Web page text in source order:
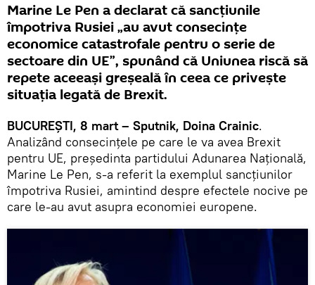
Marine Le Pen a declarat că sancțiunile
împotriva Rusiei „au avut consecințe
economice catastrofale pentru o serie de
sectoare din UE”, spunând că Uniunea riscă să
repete aceeași greșeală în ceea ce priveşte
situaţia legată de Brexit.
BUCUREŞTI, 8 mart – Sputnik, Doina Crainic.
Analizând consecințele pe care le va avea Brexit
pentru UE, președinta partidului Adunarea Naţională,
Marine Le Pen, s-a referit la exemplul sancțiunilor
împotriva Rusiei, amintind despre efectele nocive pe
care le-au avut asupra economiei europene.